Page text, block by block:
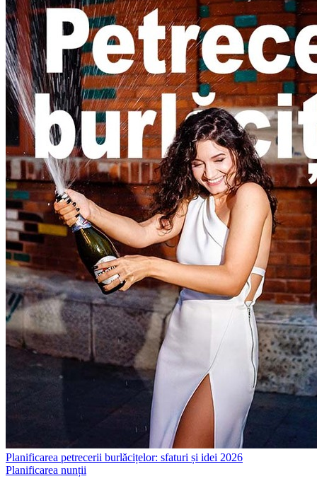
Planificarea petrecerii burlăcițelor: sfaturi și idei 2026
Planificarea nunții